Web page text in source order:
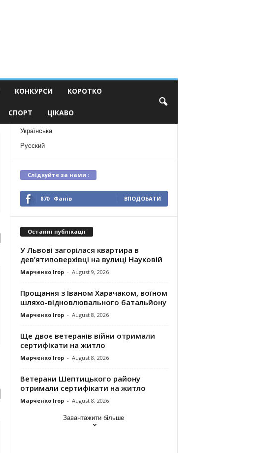
КОНКУРСИ КОРОТКО
СПОРТ ЦІКАВО
Українська
Русский
Слідкуйте за нами :
870 Фанів ВПОДОБАТИ
Останні публікації
У Львові загорілася квартира в
дев’ятиповерхівці на вулиці Науковій
Марченко Ігор - August 9, 2026
Прощання з Іваном Харачаком, воїном
шляхо-відновлювального батальйону
Марченко Ігор - August 8, 2026
Ще двоє ветеранів війни отримали
сертифікати на житло
Марченко Ігор - August 8, 2026
Ветерани Шептицького району
отримали сертифікати на житло
Марченко Ігор - August 8, 2026
Завантажити більше